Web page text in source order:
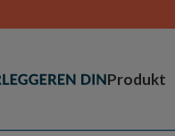
Produkt